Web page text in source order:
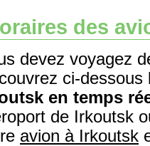
des
devez voyagez
ci-
en temps
de Irkoutsk
avion à Irkoutsk